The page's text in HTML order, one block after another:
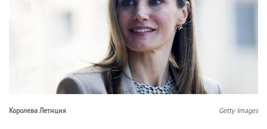
Королева Летиция Getty Images